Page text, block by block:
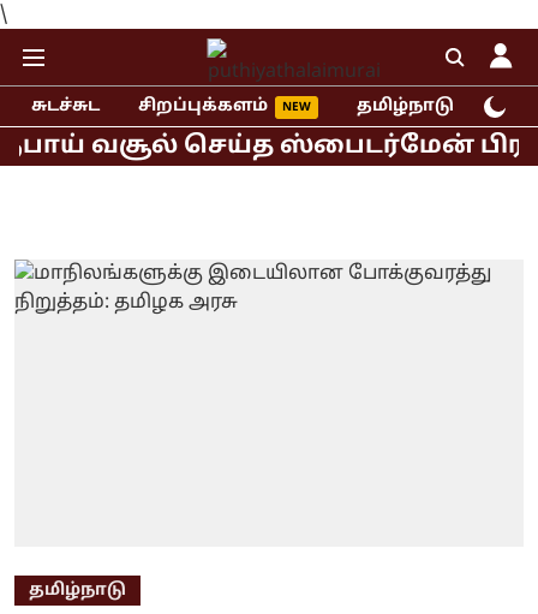
\
சுடச்சுட சிறப்புக்களம் தமிழ்நாடு
வசூல் செய்த ஸ்பைடர்மேன் பிராண்ட்
தமிழ்நாடு